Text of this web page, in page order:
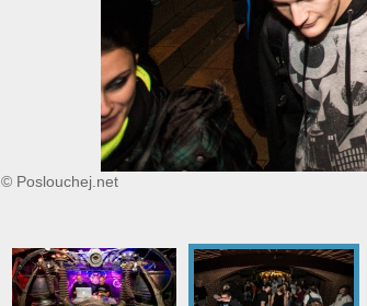
© Poslouchej.net